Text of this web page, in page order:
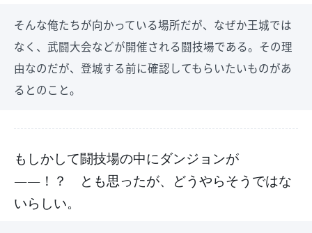
そんな俺たちが向かっている場所だが、なぜか王城では
なく、武闘大会などが開催される闘技場である。その理
由なのだが、登城する前に確認してもらいたいものがあ
るとのこと。
もしかして闘技場の中にダンジョンが
――！？ とも思ったが、どうやらそうではな
いらしい。